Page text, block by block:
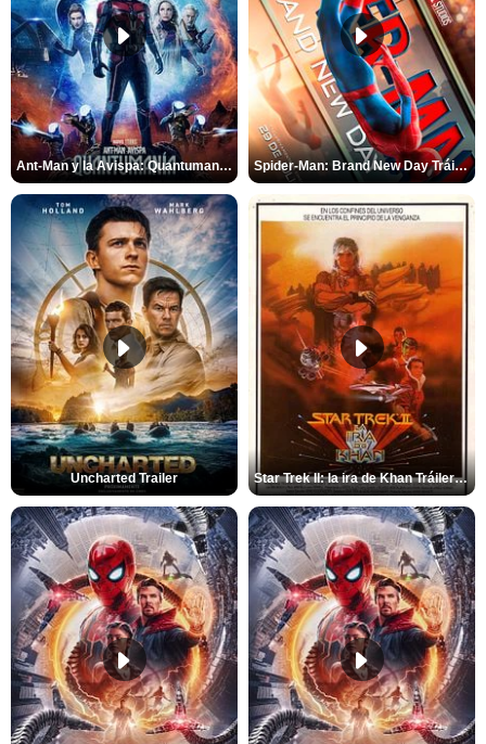
Ant-Man y la Avispa: Quantumanía Tráiler (2) Spider-Man: Brand New Day Tráiler (3)
Uncharted Trailer Star Trek II: la ira de Khan Tráiler VO